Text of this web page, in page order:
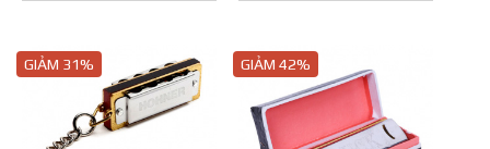
GIẢM 31% GIẢM 42%